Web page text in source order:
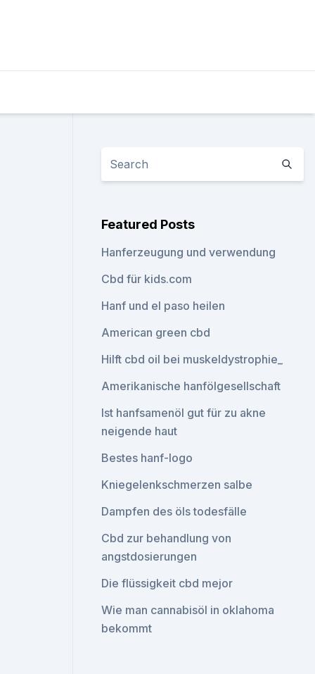
Featured Posts
Hanferzeugung und verwendung
Cbd für kids.com
Hanf und el paso heilen
American green cbd
Hilft cbd oil bei muskeldystrophie_
Amerikanische hanfölgesellschaft
Ist hanfsamenöl gut für zu akne
neigende haut
Bestes hanf-logo
Kniegelenkschmerzen salbe
Dampfen des öls todesfälle
Cbd zur behandlung von
angstdosierungen
Die flüssigkeit cbd mejor
Wie man cannabisöl in oklahoma
bekommt